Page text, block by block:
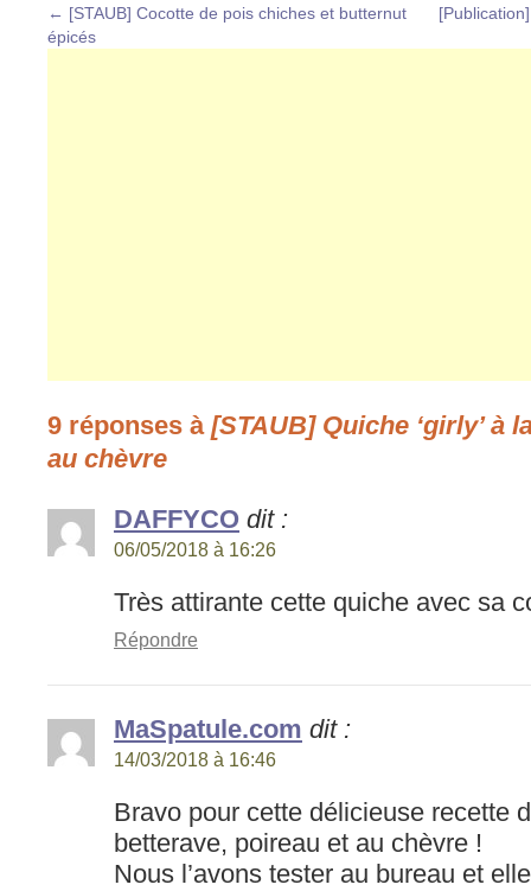
← [STAUB] Cocotte de pois chiches et butternut
épicés
9 réponses à [STAUB] Quiche ‘girly’ à
au chèvre
DAFFYCO dit :
06/05/2018 à 16:26
Très attirante cette quiche avec sa
Répondre
MaSpatule.com dit :
14/03/2018 à 16:46
Bravo pour cette délicieuse recette
betterave, poireau et au chèvre !
Nous l’avons tester au bureau et